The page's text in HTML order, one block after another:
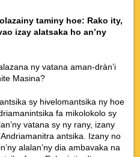
taminy hoe: Rako ity,
izay alatsaka ho an’ny
ny vatana aman-dràn’i
Masina?
sy hivelomantsika ny hoe
fa mikolokolo sy
vatana sy ny rany, izany
antsika. Izany no
alalan’ny dia ambavaka na